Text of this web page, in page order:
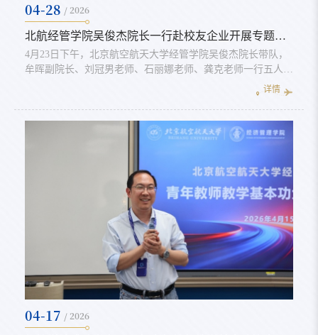
04-28 / 2026
北航经管学院吴俊杰院长一行赴校友企业开展专题调研
4月23日下午，北京航空航天大学经管学院吴俊杰院长带队，
牟晖副院长、刘冠男老师、石丽娜老师、龚克老师一行五人，
赴校友企业金网络（北京）数字科技有限公司（以下简称“金
网络公司”）开展专题调研与交流活动。金网络公司董事长、
行，双方围绕产学研融合、产业赋能等核心议题展开深入探
讨。交流过程中，张大光董事长以“发挥领先供应链金融科技
详情
04-17 / 2026